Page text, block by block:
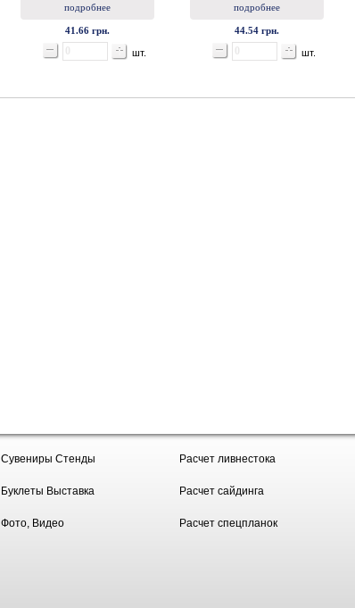
подробнее
41.66 грн.
шт.
подробнее
44.54 грн.
шт.
Сувениры Стенды
Буклеты Выставка
Фото, Видео
Расчет ливнестока
Расчет сайдинга
Расчет спецпланок